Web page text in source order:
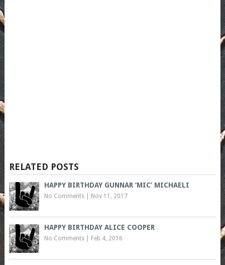
RELATED POSTS
HAPPY BIRTHDAY GUNNAR ‘MIC’ MICHAELI
No Comments| Nov 11, 2017
HAPPY BIRTHDAY ALICE COOPER
No Comments| Feb 4, 2016